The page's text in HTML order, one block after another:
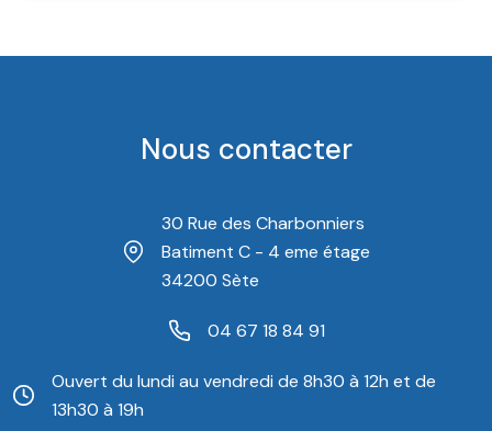
Nous contacter
30 Rue des Charbonniers
Batiment C - 4 eme étage
34200 Sète
04 67 18 84 91
Ouvert du lundi au vendredi de 8h30 à 12h et de
13h30 à 19h